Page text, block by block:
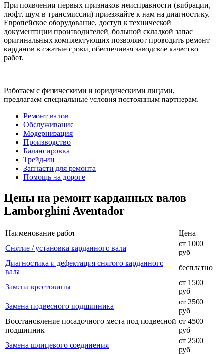
При появлении первых признаков неисправности (вибрации,
люфт, шум в трансмиссии) приезжайте к нам на диагностику.
Европейское оборудование, доступ к технической
документации производителей, большой складкой запас
оригинальных комплектующих позволяют проводить ремонт
карданов в сжатые сроки, обеспечивая заводское качество
работ.
Работаем с физическими и юридическими лицами,
предлагаем специальные условия постоянным партнерам.
Ремонт валов
Обслуживание
Модернизация
Производство
Балансировка
Трейд-ин
Запчасти для ремонта
Помощь на дороге
Цены на ремонт карданных валов
Lamborghini Aventador
Наименование работ
Цена
Снятие / установка карданного вала
от 1000
руб
Диагностика и дефектация снятого карданного
вала
бесплатно
Замена крестовины
от 1500
руб
Замена подвесного подшипника
от 2500
руб
Восстановление посадочного места под подвесной
подшипник
от 4500
руб
Замена шлицевого соединения
от 2500
руб